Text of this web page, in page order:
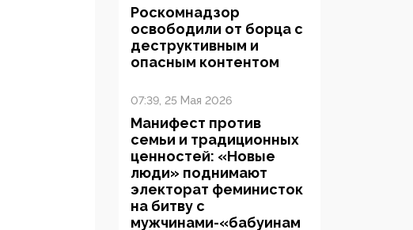
Роскомнадзор
освободили от борца с
деструктивным и
опасным контентом
07:39, 25 Мая 2026
Манифест против
семьи и традиционных
ценностей: «Новые
люди» поднимают
электорат феминисток
на битву с
мужчинами-«бабуинам